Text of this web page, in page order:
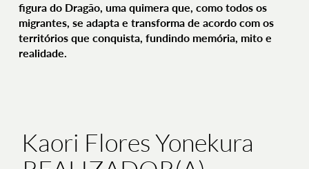
figura do Dragão, uma quimera que, como todos os
migrantes, se adapta e transforma de acordo com os
territórios que conquista, fundindo memória, mito e
realidade.
Kaori Flores Yonekura